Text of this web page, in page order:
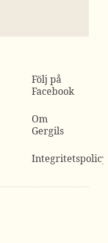
Följ på
Facebook
Om
Gergils
Integritetspolicy